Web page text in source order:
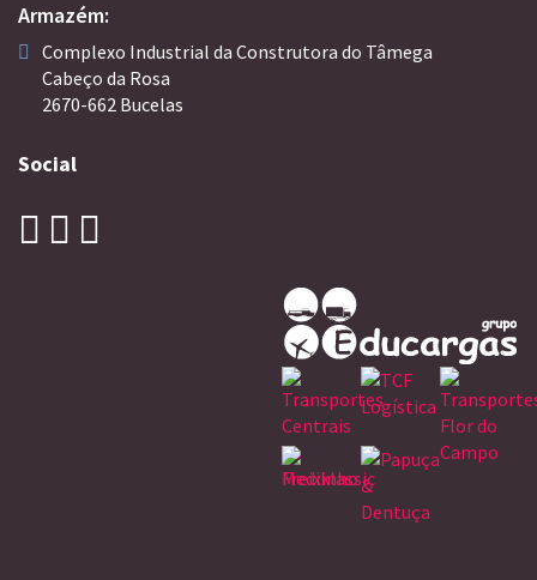
Armazém:
Complexo Industrial da Construtora do Tâmega
Cabeço da Rosa
2670-662 Bucelas
Social